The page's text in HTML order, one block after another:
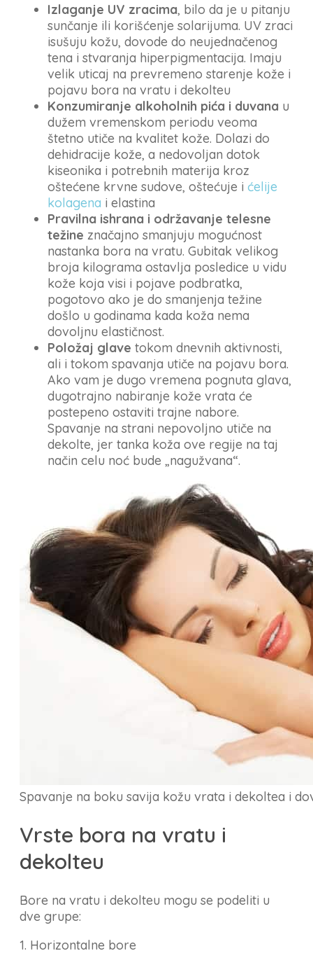
Izlaganje UV zracima, bilo da je u pitanju
sunčanje ili korišćenje solarijuma. UV zraci
isušuju kožu, dovode do neujednačenog
tena i stvaranja hiperpigmentacija. Imaju
velik uticaj na prevremeno starenje kože i
pojavu bora na vratu i dekolteu
Konzumiranje alkoholnih pića i duvana u
dužem vremenskom periodu veoma
štetno utiče na kvalitet kože. Dolazi do
dehidracije kože, a nedovoljan dotok
kiseonika i potrebnih materija kroz
oštećene krvne sudove, oštećuje i ćelije
kolagena i elastina
Pravilna ishrana i održavanje telesne
težine značajno smanjuju mogućnost
nastanka bora na vratu. Gubitak velikog
broja kilograma ostavlja posledice u vidu
kože koja visi i pojave podbratka,
pogotovo ako je do smanjenja težine
došlo u godinama kada koža nema
dovoljnu elastičnost.
Položaj glave tokom dnevnih aktivnosti,
ali i tokom spavanja utiče na pojavu bora.
Ako vam je dugo vremena pognuta glava,
dugotrajno nabiranje kože vrata će
postepeno ostaviti trajne nabore.
Spavanje na strani nepovoljno utiče na
dekolte, jer tanka koža ove regije na taj
način celu noć bude „nagužvana“.
Spavanje na boku savija kožu vrata i dekoltea i
Vrste bora na vratu i
dekolteu
Bore na vratu i dekolteu mogu se podeliti u
dve grupe:
1. Horizontalne bore